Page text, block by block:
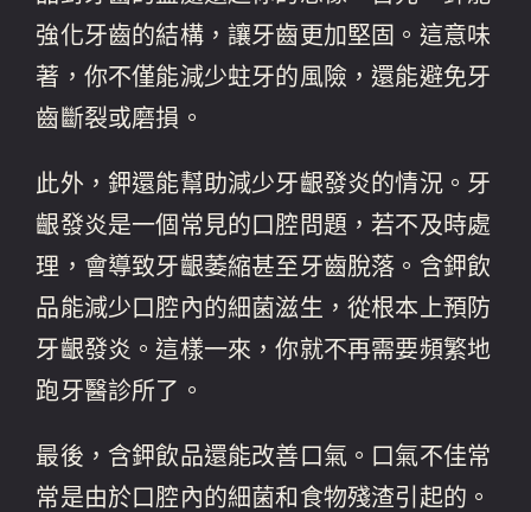
強化牙齒的結構，讓牙齒更加堅固。這意味
著，你不僅能減少蛀牙的風險，還能避免牙
齒斷裂或磨損。
此外，鉀還能幫助減少牙齦發炎的情況。牙
齦發炎是一個常見的口腔問題，若不及時處
理，會導致牙齦萎縮甚至牙齒脫落。含鉀飲
品能減少口腔內的細菌滋生，從根本上預防
牙齦發炎。這樣一來，你就不再需要頻繁地
跑牙醫診所了。
最後，含鉀飲品還能改善口氣。口氣不佳常
常是由於口腔內的細菌和食物殘渣引起的。